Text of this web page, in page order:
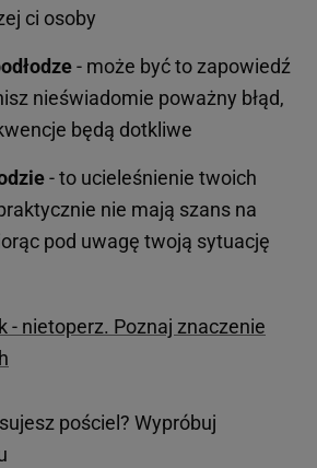
ci osoby
- może być to zapowiedź
nieświadomie poważny błąd,
będą dotkliwe
- to ucieleśnienie twoich
nie mają szans na
pod uwagę twoją sytuację
- nietoperz. Poznaj znaczenie
pościel? Wypróbuj